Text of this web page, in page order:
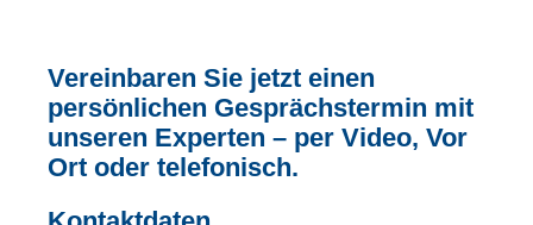
Vereinbaren Sie jetzt einen
persönlichen Gesprächstermin mit
unseren Experten – per Video, Vor
Ort oder telefonisch.